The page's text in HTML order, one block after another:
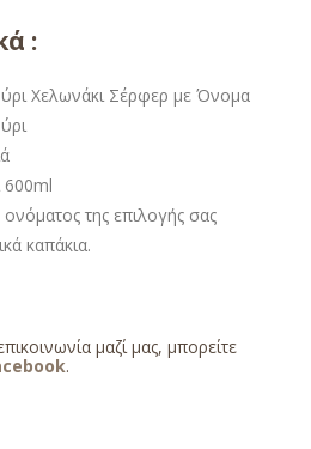
:
Χελωνάκι Σέρφερ με Όνομα
600ml
της επιλογής σας
καπάκια.
μαζί μας, μπορείτε
.